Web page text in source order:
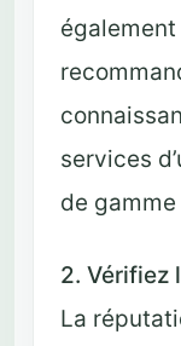
services
de
2. Vérifiez
La